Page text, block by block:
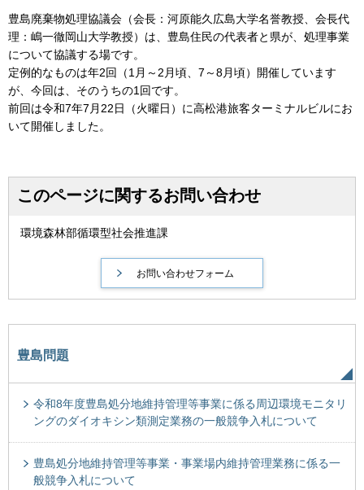
豊島廃棄物処理協議会（会長：河原能久広島大学名誉教授、会長代
理：嶋一徹岡山大学教授）は、豊島住民の代表者と県が、処理事業
について協議する場です。
定例的なものは年2回（1月～2月頃、7～8月頃）開催しています
が、今回は、そのうちの1回です。
前回は令和7年7月22日（火曜日）に高松港旅客ターミナルビルにお
いて開催しました。
このページに関するお問い合わせ
環境森林部循環型社会推進課
豊島問題
令和8年度豊島処分地維持管理等事業に係る周辺環境モニタリ
ングのダイオキシン類測定業務の一般競争入札について
豊島処分地維持管理等事業・事業場内維持管理業務に係る一
般競争入札について